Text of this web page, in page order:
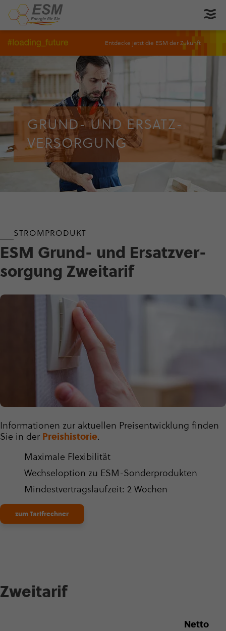
Entdecke jetzt die ESM der Zukunft
GRUND- UND ERSATZ­
VER­SOR­GUNG
STROMPRODUKT
ESM Grund- und Ersatz­ver­
sor­gung Zweitarif
Informationen zur aktuellen Preis­ent­wick­lung finden
Sie in der Preishistorie.
Maximale Fle­xi­bi­li­tät
Wech­sel­op­tion zu ESM-Son­der­pro­duk­ten
Min­dest­ver­trags­lauf­zeit: 2 Wochen
zum Tarifrechner
Zweitarif
Netto